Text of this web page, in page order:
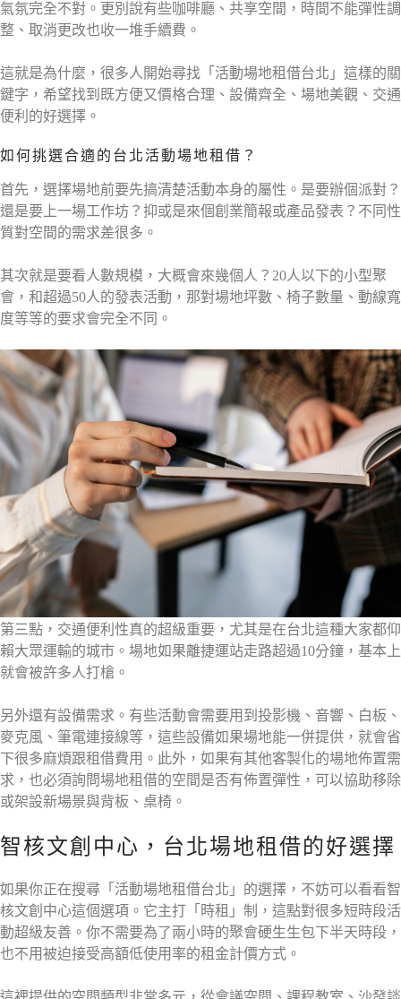
氣氛完全不對。更別說有些咖啡廳、共享空間，時間不能彈性調
整、取消更改也收一堆手續費。
這就是為什麼，很多人開始尋找「活動場地租借台北」這樣的關
鍵字，希望找到既方便又價格合理、設備齊全、場地美觀、交通
便利的好選擇。
如何挑選合適的台北活動場地租借？
首先，選擇場地前要先搞清楚活動本身的屬性。是要辦個派對？
還是要上一場工作坊？抑或是來個創業簡報或產品發表？不同性
質對空間的需求差很多。
其次就是要看人數規模，大概會來幾個人？20人以下的小型聚
會，和超過50人的發表活動，那對場地坪數、椅子數量、動線寬
度等等的要求會完全不同。
第三點，交通便利性真的超級重要，尤其是在台北這種大家都仰
賴大眾運輸的城市。場地如果離捷運站走路超過10分鐘，基本上
就會被許多人打槍。
另外還有設備需求。有些活動會需要用到投影機、音響、白板、
麥克風、筆電連接線等，這些設備如果場地能一併提供，就會省
下很多麻煩跟租借費用。此外，如果有其他客製化的場地佈置需
求，也必須詢問場地租借的空間是否有佈置彈性，可以協助移除
或架設新場景與背板、桌椅。
智核文創中心，台北場地租借的好選擇
如果你正在搜尋「活動場地租借台北」的選擇，不妨可以看看智
核文創中心這個選項。它主打「時租」制，這點對很多短時段活
動超級友善。你不需要為了兩小時的聚會硬生生包下半天時段，
也不用被迫接受高額低使用率的租金計價方式。